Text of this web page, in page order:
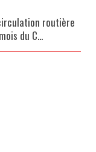
routière
du C...